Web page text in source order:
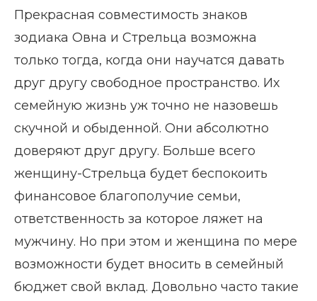
Прекрасная совместимость знаков
зодиака Овна и Стрельца возможна
только тогда, когда они научатся давать
друг другу свободное пространство. Их
семейную жизнь уж точно не назовешь
скучной и обыденной. Они абсолютно
доверяют друг другу. Больше всего
женщину-Стрельца будет беспокоить
финансовое благополучие семьи,
ответственность за которое ляжет на
мужчину. Но при этом и женщина по мере
возможности будет вносить в семейный
бюджет свой вклад. Довольно часто такие